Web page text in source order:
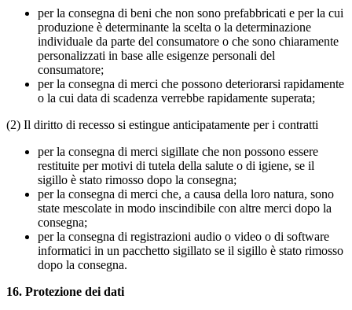
per la consegna di beni che non sono prefabbricati e per la cui
produzione è determinante la scelta o la determinazione
individuale da parte del consumatore o che sono chiaramente
personalizzati in base alle esigenze personali del
consumatore;
per la consegna di merci che possono deteriorarsi rapidamente
o la cui data di scadenza verrebbe rapidamente superata;
(2) Il diritto di recesso si estingue anticipatamente per i contratti
per la consegna di merci sigillate che non possono essere
restituite per motivi di tutela della salute o di igiene, se il
sigillo è stato rimosso dopo la consegna;
per la consegna di merci che, a causa della loro natura, sono
state mescolate in modo inscindibile con altre merci dopo la
consegna;
per la consegna di registrazioni audio o video o di software
informatici in un pacchetto sigillato se il sigillo è stato rimosso
dopo la consegna.
16. Protezione dei dati